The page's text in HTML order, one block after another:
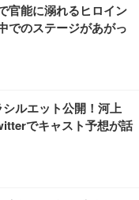
官能に溺れるヒロイン
でのステージがあがっ
ルエット公開！河上
でキャスト予想が話